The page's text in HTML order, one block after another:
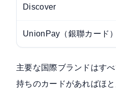
Discover
UnionPay（銀聯カード）
主要な国際ブランドはす
持ちのカードがあればほ